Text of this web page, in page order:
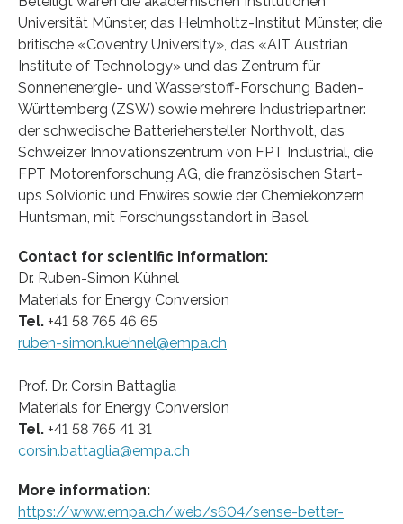
Universität Münster, das Helmholtz-Institut Münster, die
britische «Coventry University», das «AIT Austrian
Institute of Technology» und das Zentrum für
Sonnenenergie- und Wasserstoff-Forschung Baden-
Württemberg (ZSW) sowie mehrere Industriepartner:
der schwedische Batteriehersteller Northvolt, das
Schweizer Innovationszentrum von FPT Industrial, die
FPT Motorenforschung AG, die französischen Start-
ups Solvionic und Enwires sowie der Chemiekonzern
Huntsman, mit Forschungsstandort in Basel.
Contact for scientific information:
Dr. Ruben-Simon Kühnel
Materials for Energy Conversion
Tel. +41 58 765 46 65
ruben-simon.kuehnel@empa.ch
Prof. Dr. Corsin Battaglia
Materials for Energy Conversion
Tel. +41 58 765 41 31
corsin.battaglia@empa.ch
More information:
https://www.empa.ch/web/s604/sense-better-